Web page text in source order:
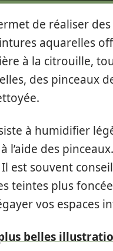
de réaliser
aquarelles
à la citrouille,
des pinceaux
à humidifier
l’aide des
est souvent
teintes plus
vos espaces
belles